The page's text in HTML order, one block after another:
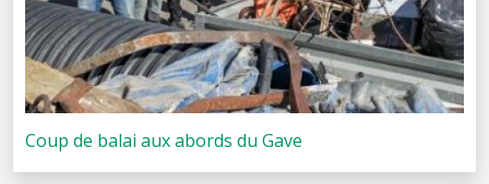
Coup de balai aux abords du Gave